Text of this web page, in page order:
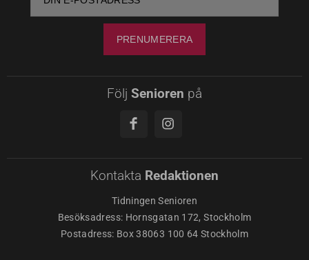
Följ Senioren på
Kontakta Redaktionen
Tidningen Senioren
Besöksadress: Hornsgatan 172, Stockholm
Postadress: Box 38063 100 64 Stockholm